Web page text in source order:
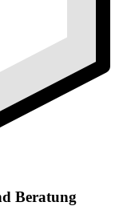
Beratung